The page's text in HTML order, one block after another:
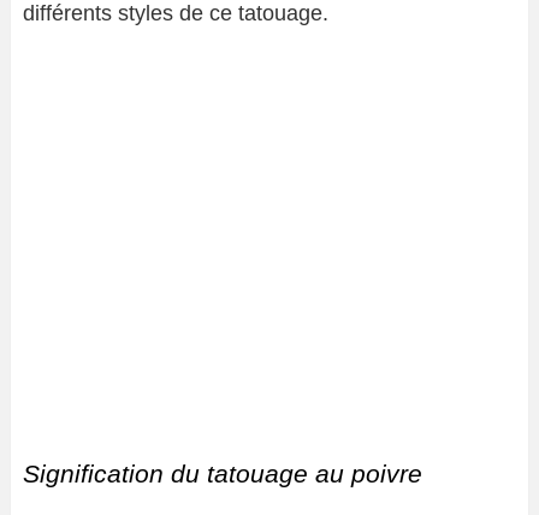
différents styles de ce tatouage.
Signification du tatouage au poivre